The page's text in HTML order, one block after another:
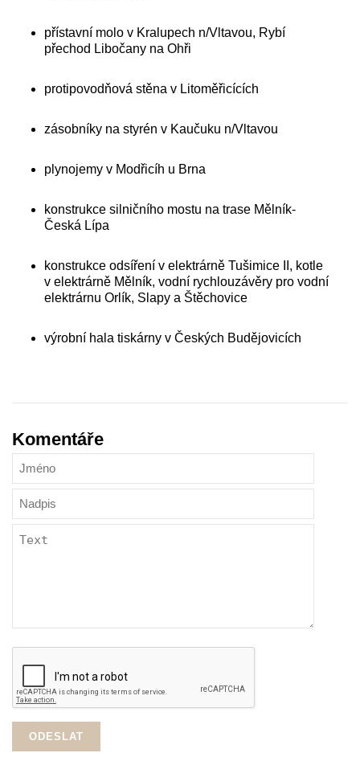
přístavní molo v Kralupech n/Vltavou, Rybí
přechod Libočany na Ohři
protipovodňová stěna v Litoměřicících
zásobníky na styrén v Kaučuku n/Vltavou
plynojemy v Modřicíh u Brna
konstrukce silničního mostu na trase Mělník-
Česká Lípa
konstrukce odsíření v elektrárně Tušimice II, kotle
v elektrárně Mělník, vodní rychlouzávěry pro vodní
elektrárnu Orlík, Slapy a Štěchovice
výrobní hala tiskárny v Českých Budějovicích
Komentáře